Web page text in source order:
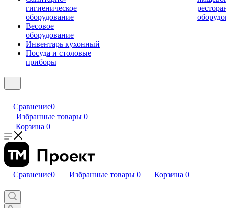
гигиеническое
оборудование
Весовое
оборудование
Инвентарь кухонный
Посуда и столовые
приборы
Сравнение0
Избранные товары 0
Корзина 0
Сравнение0 Избранные товары 0 Корзина 0